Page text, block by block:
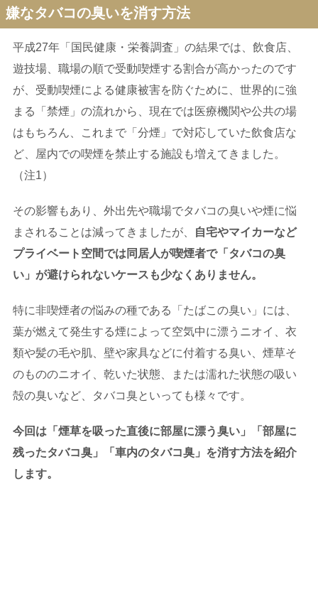
嫌なタバコの臭いを消す方法
平成27年「国民健康・栄養調査」の結果では、飲食店、
遊技場、職場の順で受動喫煙する割合が高かったのです
が、受動喫煙による健康被害を防ぐために、世界的に強
まる「禁煙」の流れから、現在では医療機関や公共の場
はもちろん、これまで「分煙」で対応していた飲食店な
ど、屋内での喫煙を禁止する施設も増えてきました。
（注1）
その影響もあり、外出先や職場でタバコの臭いや煙に悩
まされることは減ってきましたが、
自宅やマイカーなど
プライベート空間では同居人が喫煙者で「タバコの臭
い」が避けられないケースも少なくありません。
特に非喫煙者の悩みの種である「たばこの臭い」には、
葉が燃えて発生する煙によって空気中に漂うニオイ、衣
類や髪の毛や肌、壁や家具などに付着する臭い、煙草そ
のもののニオイ、乾いた状態、または濡れた状態の吸い
殻の臭いなど、タバコ臭といっても様々です。
今回は「煙草を吸った直後に部屋に漂う臭い」「部屋に
残ったタバコ臭」「車内のタバコ臭」を消す方法を紹介
します。